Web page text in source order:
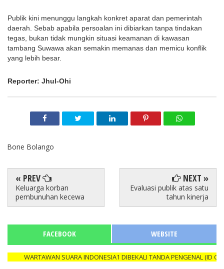
Publik kini menunggu langkah konkret aparat dan pemerintah
daerah. Sebab apabila persoalan ini dibiarkan tanpa tindakan
tegas, bukan tidak mungkin situasi keamanan di kawasan
tambang Suwawa akan semakin memanas dan memicu konflik
yang lebih besar.
Reporter: Jhul-Ohi
Bone Bolango
« PREV
Keluarga korban
pembunuhan kecewa
NEXT »
Evaluasi publik atas satu
tahun kinerja
FACEBOOK WEBSITE
WARTAWAN SUARA INDONESIA1 DIBEKALI TANDA PENGENAL (ID